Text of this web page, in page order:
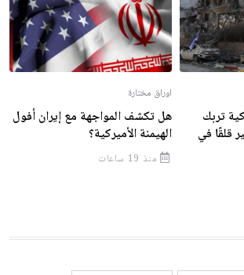
تربك
قلقًا في
اوراق مختارة
هل تكشف المواجهة مع إيران أفول
الهيمنة الأميركية؟
منذ 19 ساعات